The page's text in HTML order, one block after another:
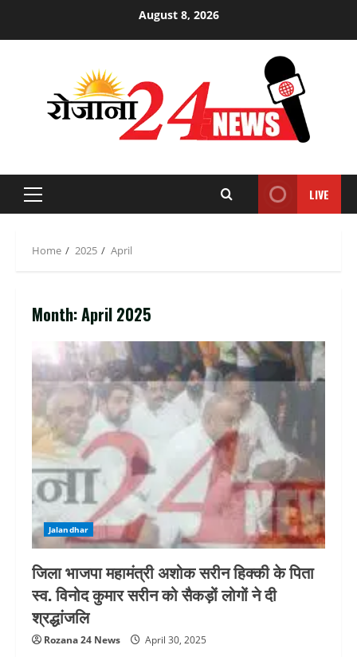
August 8, 2026
Primary
LIVE
Home 2025 April
Month:April 2025
Jalandhar
जिला भाजपा महामंत्री अशोक सरीन हिक्की के पिता
स्व. विनोद कुमार सरीन को सैकड़ों लोगों ने दी
श्रद्धांजलि
Rozana 24 News April 30, 2025